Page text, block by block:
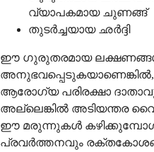
വ്യാപകമായ ചുണങ്ങ്
തുടർച്ചയായ ഛർദ്ദി
ഈ ഗുരുതരമായ ലക്ഷണങ്ങൾ
അനുഭവപ്പെടുകയാണെങ്കിൽ,
ആരോഗ്യ പരിരക്ഷാ
അല്ലെങ്കിൽ അടിയന്തര
ഈ മരുന്നുകൾ കഴിക്കുമ്പോൾ
പ്രവർത്തനവും